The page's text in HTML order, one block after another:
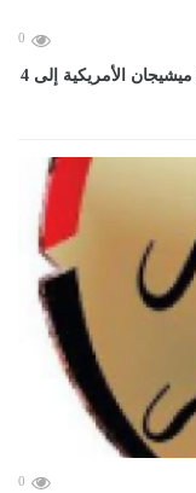
0
ارتفاع عدد قتلى إطلاق نار على كنيسة فى ولاية ميشيجان الأمريكية إلى 4
0